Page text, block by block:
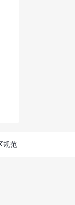
规范